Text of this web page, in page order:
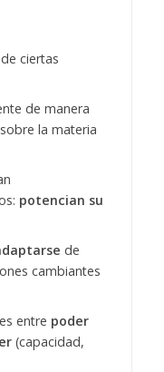
de ciertas
de manera
la materia
potencian su
de
cambiantes
entre poder
(capacidad,